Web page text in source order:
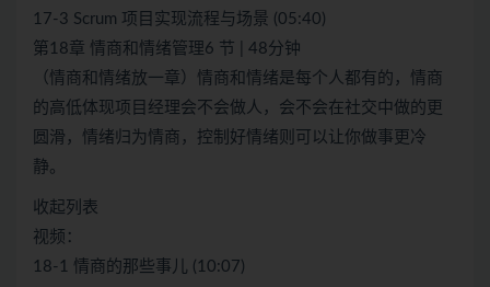
17-3 Scrum 项目实现流程与场景 (05:40)
第18章 情商和情绪管理6 节 | 48分钟
（情商和情绪放一章）情商和情绪是每个人都有的，情商
的高低体现项目经理会不会做人，会不会在社交中做的更
圆滑，情绪归为情商，控制好情绪则可以让你做事更冷
静。
收起列表
视频：
18-1 情商的那些事儿 (10:07)